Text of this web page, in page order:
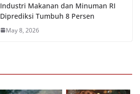
Industri Makanan dan Minuman RI
Diprediksi Tumbuh 8 Persen
May 8, 2026